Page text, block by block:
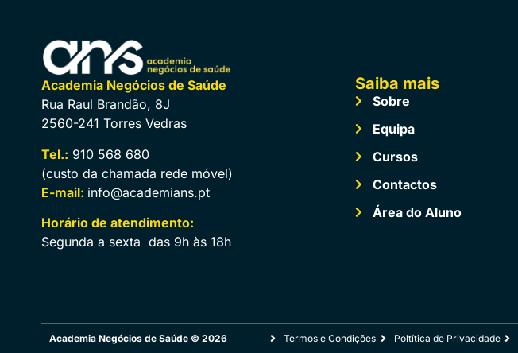
Academia Negócios de Saúde
Rua Raul Brandão, 8J
2560-241 Torres Vedras
Tel.: 910 568 680
(custo da chamada rede móvel)
E-mail: info@academians.pt
Horário de atendimento:
Segunda a sexta das 9h às 18h
Saiba mais
Sobre
Equipa
Cursos
Contactos
Área do Aluno
Academia Negócios de Saúde © 2026 Termos e Condições Poltítica de Privacidade